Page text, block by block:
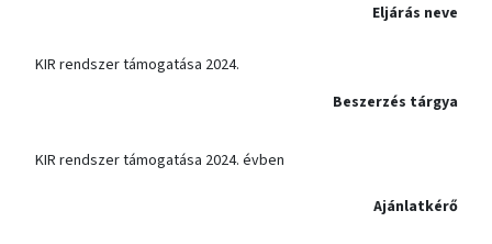
Eljárás neve
KIR rendszer támogatása 2024.
Beszerzés tárgya
KIR rendszer támogatása 2024. évben
Ajánlatkérő